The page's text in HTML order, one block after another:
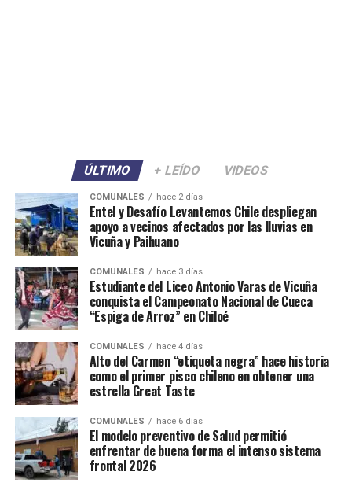
ÚLTIMO + LEÍDO VIDEOS
COMUNALES hace 2 días
Entel y Desafío Levantemos Chile despliegan
apoyo a vecinos afectados por las lluvias en
Vicuña y Paihuano
COMUNALES hace 3 días
Estudiante del Liceo Antonio Varas de Vicuña
conquista el Campeonato Nacional de Cueca
“Espiga de Arroz” en Chiloé
COMUNALES hace 4 días
Alto del Carmen “etiqueta negra” hace historia
como el primer pisco chileno en obtener una
estrella Great Taste
COMUNALES hace 6 días
El modelo preventivo de Salud permitió
enfrentar de buena forma el intenso sistema
frontal 2026